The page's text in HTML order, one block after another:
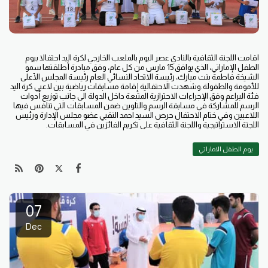
اقامت اللجنة الثقافية بالنادي عصر اليوم بالملعب الخارجي لكرة اليد احتفالا بيوم
الطفل الإماراتي، الذي يوافق 15 مارس من كل عام، وفق مبادرة أطلقتها سمو
الشيخة فاطمة بنت مبارك، رئيسة الاتحاد النسائي العام رئيسة المجلس الأعلى
للأمومة والطفولة.وشهدت الاحتفالية إقامة مسابقات رياضية بين لاعبي كرة اليد
فئة البراعم وفق الإجراءات الاحترازية المتبعة داخل الدولة الى جانب توزيع أدوات
الرسم للمشاركة في مسابقة الرسم والتلوين ضمن المسابقات التي تنافس فيها
اللاعبين وفي ختام الاحتفال حرص السيد احمد النقبي عضو مجلس الإدارة ورئيس
اللجنة الاستراتيجية واللجنة الثقافية على تكريم الفائزين في المسابقات.
يوم الطفل الاماراتي
07
Dec